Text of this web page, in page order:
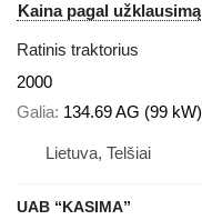
Kaina pagal užklausimą
Ratinis traktorius
2000
Galia 134.69 AG (99 kW)
Lietuva, Telšiai
UAB “KASIMA”